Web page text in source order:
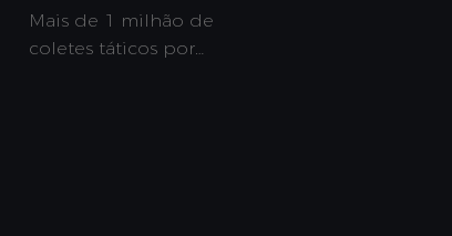
Mais de 1 milhão de
coletes táticos por